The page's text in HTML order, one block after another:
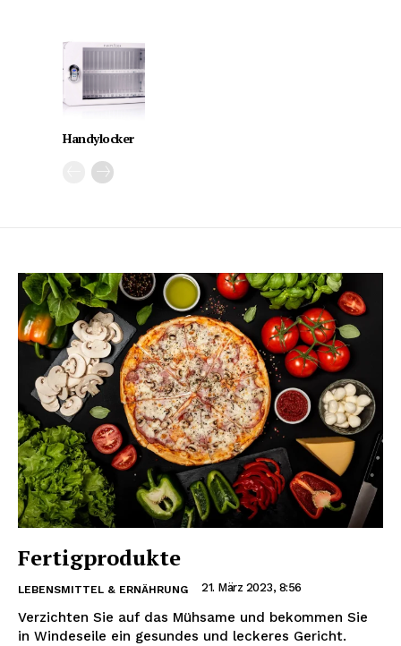
Handylocker
Fertigprodukte
LEBENSMITTEL & ERNÄHRUNG 21. März 2023, 8:56
Verzichten Sie auf das Mühsame und bekommen Sie
in Windeseile ein gesundes und leckeres Gericht.